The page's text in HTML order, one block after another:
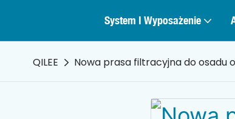
System I Wyposażenie
QILEE Nowa prasa filtracyjna do osadu